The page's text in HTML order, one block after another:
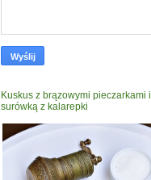
Kuskus z brązowymi pieczarkami i
surówką z kalarepki